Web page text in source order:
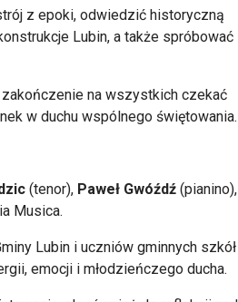
ój z epoki, odwiedzić historyczną
Lubin, a także spróbować
zakończenie na wszystkich czekać
w duchu wspólnego świętowania.
(tenor), Paweł Gwóźdź (pianino),
Musica.
Lubin i uczniów gminnych szkół
emocji i młodzieńczego ducha.